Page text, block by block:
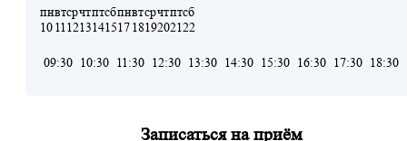
пн
10
вт
11
ср
12
чт
13
пт
14
сб
15
пн
17
вт
18
ср
19
чт
20
пт
21
сб
22
09:30 10:30 11:30 12:30 13:30 14:30 15:30 16:30 17:30 18:30
Записаться на приём